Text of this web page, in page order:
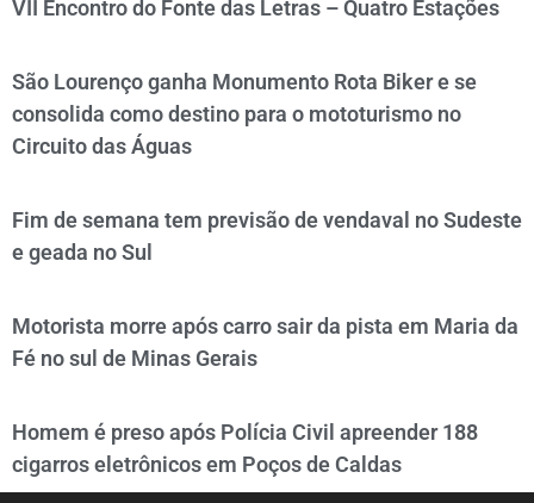
VII Encontro do Fonte das Letras – Quatro Estações
São Lourenço ganha Monumento Rota Biker e se
consolida como destino para o mototurismo no
Circuito das Águas
Fim de semana tem previsão de vendaval no Sudeste
e geada no Sul
Motorista morre após carro sair da pista em Maria da
Fé no sul de Minas Gerais
Homem é preso após Polícia Civil apreender 188
cigarros eletrônicos em Poços de Caldas